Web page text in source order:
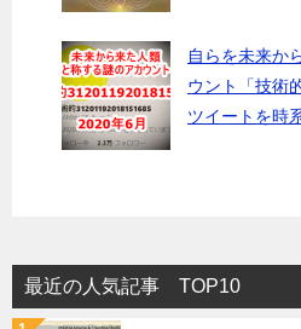
自らを未来か
ウント「技術
ツイートを時
最近の人気記事 TOP10